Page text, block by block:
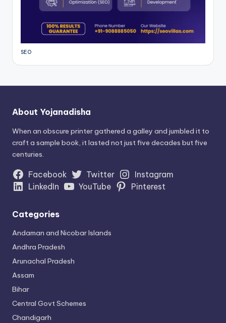
SEO
About Yojanadisha
When an obscure printer gathered a galley and jumbled it to
craft a sample book, it lasted not just five decades but five
centuries.
Facebook Twitter
Instagram
LinkedIn
YouTube Pinterest
Categories
Andaman and Nicobar Islands
Andhra Pradesh
Arunachal Pradesh
Assam
Bihar
Central Govt Schemes
Chandigarh